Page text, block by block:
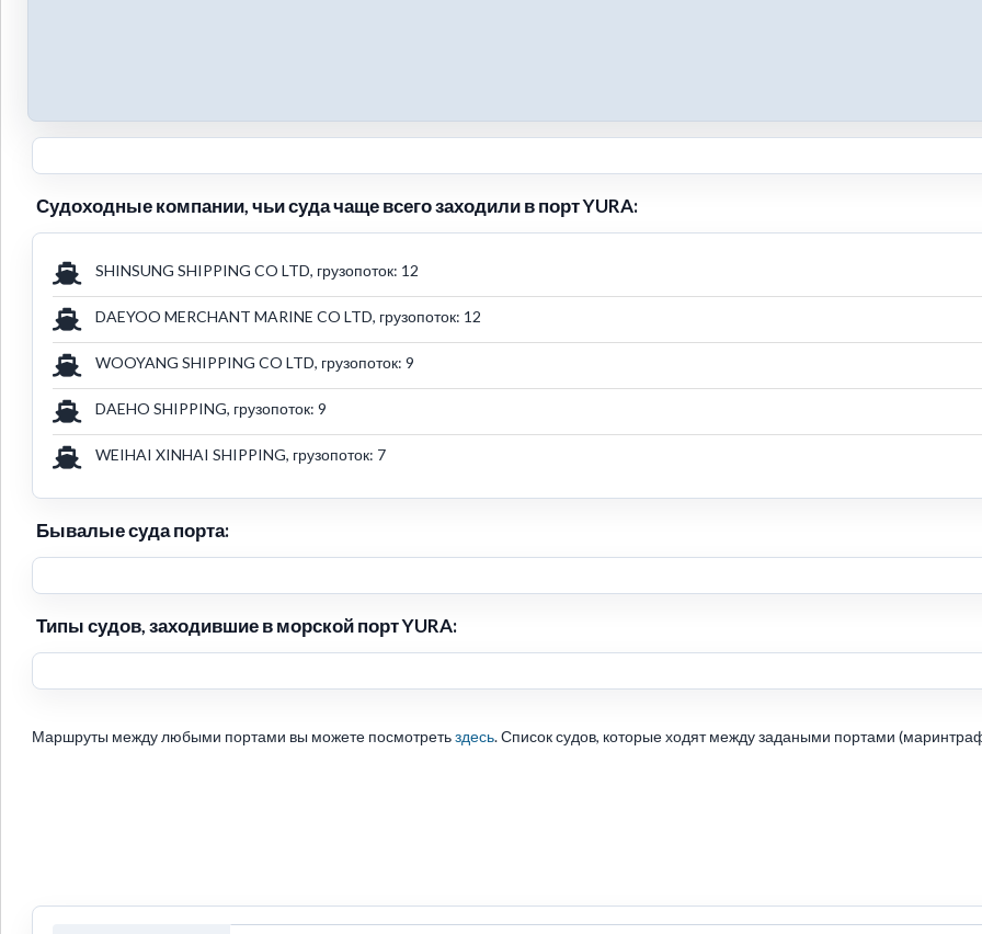
Судоходные компании, чьи суда чаще всего заходили в порт YURA:
SHINSUNG SHIPPING CO LTD, грузопоток: 12
DAEYOO MERCHANT MARINE CO LTD, грузопоток: 12
WOOYANG SHIPPING CO LTD, грузопоток: 9
DAEHO SHIPPING, грузопоток: 9
WEIHAI XINHAI SHIPPING, грузопоток: 7
Бывалые суда порта:
Типы судов, заходившие в морской порт YURA:
Маршруты между любыми портами вы можете посмотретьздесь. Список судов, которые ходят между задаными портами